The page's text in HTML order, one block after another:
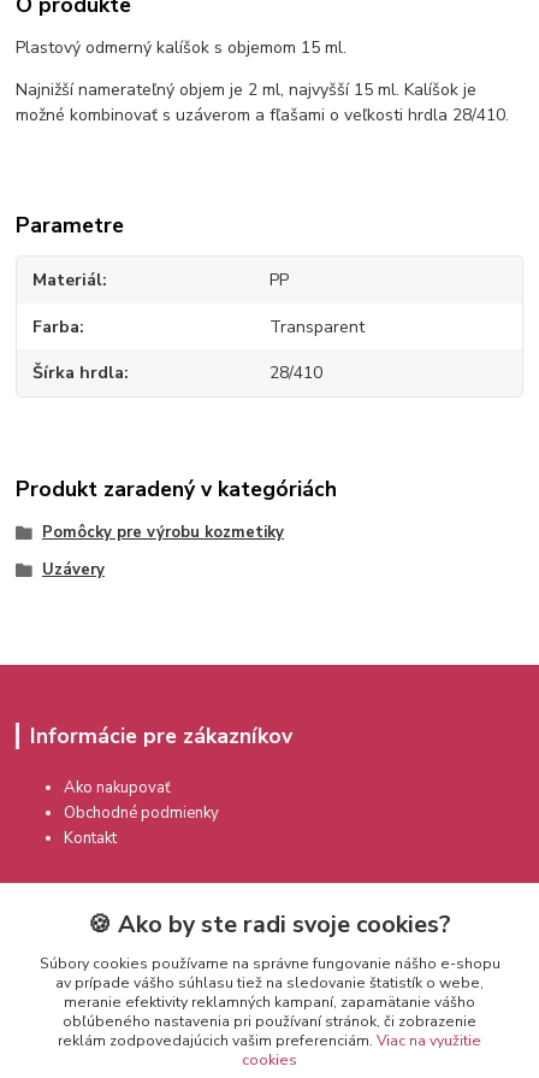
Plastový odmerný kalíšok s objemom 15 ml.
Najnižší namerateľný objem je 2 ml, najvyšší 15 ml. Kalíšok je
možné kombinovať s uzáverom a fľašami o veľkosti hrdla 28/410.
Parametre
Materiál PP
Farba Transparent
Šírka hrdla 28/410
Produkt zaradený v kategóriách
Pomôcky pre výrobu kozmetiky
Uzávery
Informácie pre zákazníkov
Ako nakupovať
Obchodné podmienky
Kontakt
Kontakty
🍪 Ako by ste radi svoje cookies?
Súbory cookies používame na správne fungovanie nášho e-shopu
av prípade vášho súhlasu tiež na sledovanie štatistík o webe,
meranie efektivity reklamných kampaní, zapamätanie vášho
obľúbeného nastavenia pri používaní stránok, či zobrazenie
reklám zodpovedajúcich vašim preferenciám. Viac na využitie
cookies